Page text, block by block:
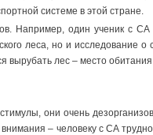
системе в этой стране.
Например, один ученик с
леса, но и
лес – место
они очень
– человеку с СА